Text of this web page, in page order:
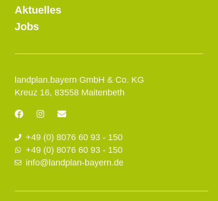
landplan.bayern GmbH & Co. KG
Kreuz 16, 83558 Maitenbeth
F
a
e
b
o
o
I
n
t
a
g
r
E
e
l
o
p
+49 (0) 8076 60 93 - 150
+49 (0) 8076 60 93 - 150
info@landplan-bayern.de
Aktuelles
Jobs